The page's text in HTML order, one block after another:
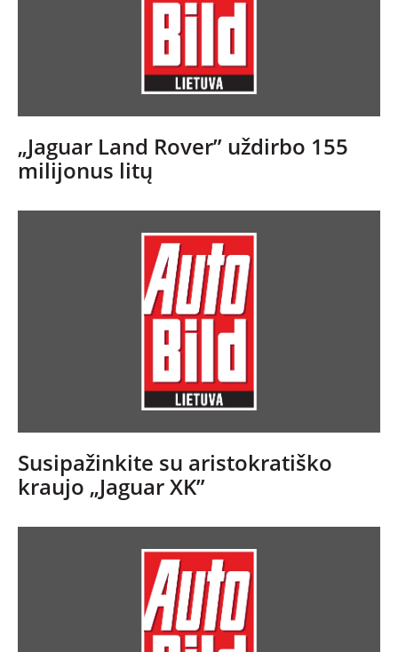
„Jaguar Land Rover” uždirbo 155
milijonus litų
Susipažinkite su aristokratiško
kraujo „Jaguar XK”